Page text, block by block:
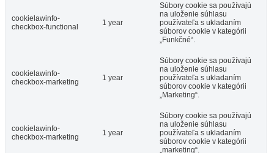
cookielawinfo-
checkbox-functional
1 year
Súbory cookie sa používajú
na uloženie súhlasu
používateľa s ukladaním
súborov cookie v kategórii
„Funkčné“.
cookielawinfo-
checkbox-marketing
1 year
Súbory cookie sa používajú
na uloženie súhlasu
používateľa s ukladaním
súborov cookie v kategórii
„Marketing“.
cookielawinfo-
checkbox-marketing
1 year
Súbory cookie sa používajú
na uloženie súhlasu
používateľa s ukladaním
súborov cookie v kategórii
„marketing“.